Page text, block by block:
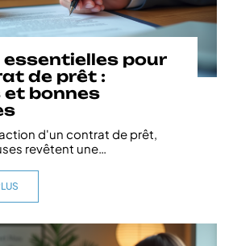
essentielles pour
de prêt :
et bonnes
d'un contrat de prêt,
revêtent une